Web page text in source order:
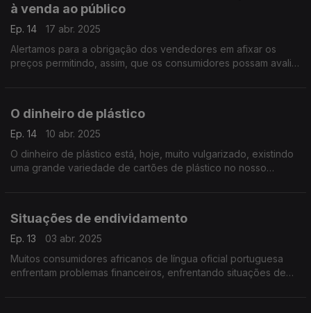
à venda ao público
Ep. 14
17 abr. 2025
Alertamos para a obrigação dos vendedores em afixar os
preços permitindo, assim, que os consumidores possam avaliar
O dinheiro de plástico
Ep. 14
10 abr. 2025
O dinheiro de plástico está, hoje, muito vulgarizado, existindo
uma grande variedade de cartões de plástico no nosso
Situações de endividamento
Ep. 13
03 abr. 2025
Muitos consumidores africanos de língua oficial portuguesa
enfrentam problemas financeiros, enfrentando situações de